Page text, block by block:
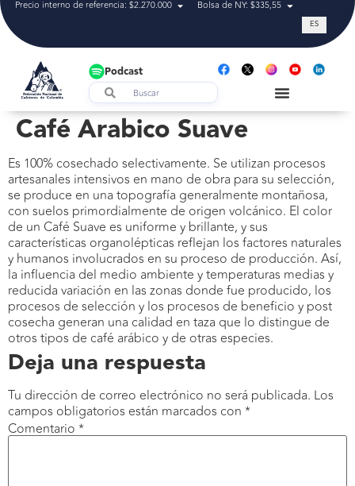
Precio interno de referencia: $2.270.000 Bolsa de NY: $335,55 Tasa de
ES
Podcast
Café Arabico Suave
Es 100% cosechado selectivamente. Se utilizan procesos
artesanales intensivos en mano de obra para su selección,
se produce en una topografía generalmente montañosa,
con suelos primordialmente de origen volcánico. El color
de un Café Suave es uniforme y brillante, y sus
características organolépticas reflejan los factores naturales
y humanos involucrados en su proceso de producción. Así,
la influencia del medio ambiente y temperaturas medias y
reducida variación en las zonas donde fue producido, los
procesos de selección y los procesos de beneficio y post
cosecha generan una calidad en taza que lo distingue de
otros tipos de café arábico y de otras especies.
Deja una respuesta
Tu dirección de correo electrónico no será publicada. Los
campos obligatorios están marcados con *
Comentario *